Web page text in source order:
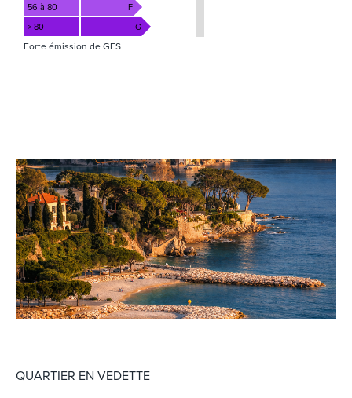
56 à 80
F
> 80
G
Forte émission de GES
QUARTIER EN VEDETTE